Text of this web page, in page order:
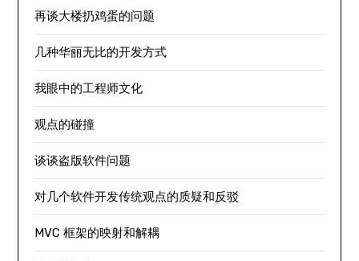
再谈大楼扔鸡蛋的问题
几种华丽无比的开发方式
我眼中的工程师文化
观点的碰撞
谈谈盗版软件问题
对几个软件开发传统观点的质疑和反驳
MVC 框架的映射和解耦